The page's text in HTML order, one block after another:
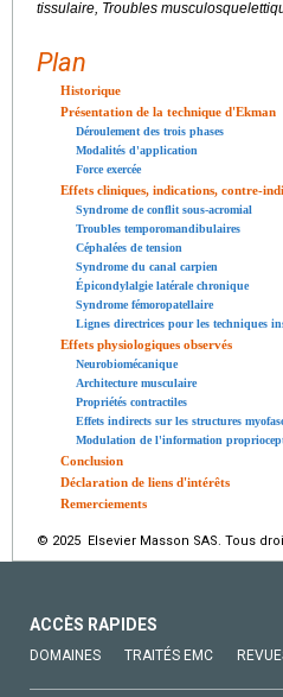
tissulaire, Troubles
Plan
Historique
Présentation de la technique d'Ekman
Déroulement des trois phases
Modalités d'application
Force exercée
Effets cliniques, indications, contre-
Syndrome de conflit sous-acromial
Troubles temporomandibulaires
Céphalées de tension
Syndrome du canal carpien
Épicondylalgie latérale chronique
Syndrome fémoropatellaire
Lignes directrices pour les techniques
Effets physiologiques observés
Neurobiomécanique
Architecture musculaire
Propriétés contractiles
Effets indirects sur les structures
Modulation de l'information
Conclusion
Déclaration de liens d'intérêts
Remerciements
© 2025 Elsevier Masson SAS. Tous
ACCÈS RAPIDES
DOMAINES TRAITÉS EMC